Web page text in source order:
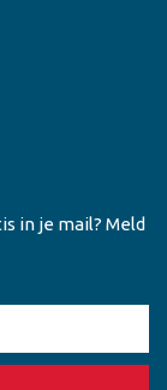
in je mail? Meld